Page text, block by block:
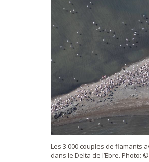
Les 3 000 couples de flamants
dans le Delta de l’Ebre. Photo: